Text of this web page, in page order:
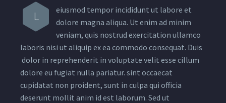
L
eiusmod tempor incididunt ut labore et
dolore magna aliqua. Ut enim ad minim
veniam, quis nostrud exercitation ullamco
laboris nisi ut aliquip ex ea commodo consequat. Duis
dolor in reprehenderit in voluptate velit esse cillum
dolore eu fugiat nulla pariatur. sint occaecat
cupidatat non proident, sunt in culpa qui officia
deserunt mollit anim id est laborum. Sed ut